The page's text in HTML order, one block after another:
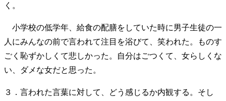
く。
小学校の低学年、給食の配膳をしていた時に男子生徒の一
人にみんなの前で言われて注目を浴びて、笑われた。ものす
ごく恥ずかしくて悲しかった。自分はごつくて、女らしくな
い、ダメな女だと思った。
３．言われた言葉に対して、どう感じるか内観する。そし